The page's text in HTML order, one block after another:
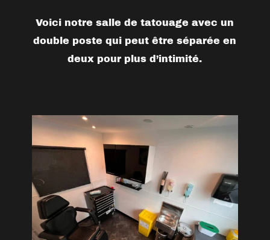
Voici notre salle de tatouage avec un
double poste qui peut être séparée en
deux pour plus d’intimité.